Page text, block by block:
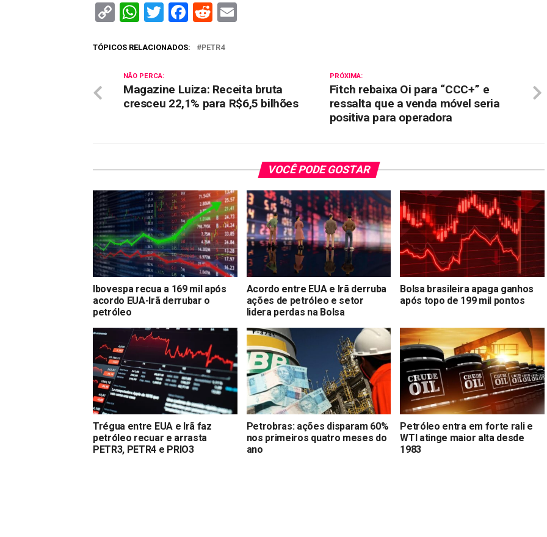
CopyWhatsApp
Twitter
Facebook
Reddit
TÓPICOS RELACIONADOS: PETR4
PRÓXIMA:
Fitch rebaixa Oi para “CCC+” e
ressalta que a venda móvel seria
positiva para operadora
NÃO PERCA:
Magazine Luiza: Receita bruta
cresceu 22,1% para R$6,5 bilhões
VOCÊ PODE GOSTAR
Ibovespa recua a 169 mil após
acordo EUA-Irã derrubar o
petróleo
Acordo entre EUA e Irã derruba
ações de petróleo e setor
lidera perdas na Bolsa
Bolsa brasileira apaga ganhos
após topo de 199 mil pontos
Trégua entre EUA e Irã faz
petróleo recuar e arrasta
PETR3, PETR4 e PRIO3
Petrobras: ações disparam 60%
nos primeiros quatro meses do
ano
Petróleo entra em forte rali e
WTI atinge maior alta desde
1983